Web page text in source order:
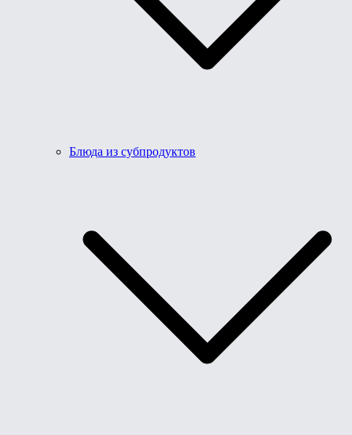
Блюда из субпродуктов